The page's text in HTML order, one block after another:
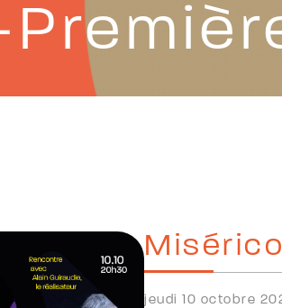
jeudi 10 octobre